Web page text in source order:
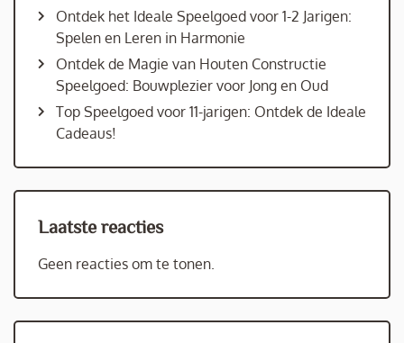
Ontdek het Ideale Speelgoed voor 1-2 Jarigen:
Spelen en Leren in Harmonie
Ontdek de Magie van Houten Constructie
Speelgoed: Bouwplezier voor Jong en Oud
Top Speelgoed voor 11-jarigen: Ontdek de Ideale
Cadeaus!
Laatste reacties
Geen reacties om te tonen.